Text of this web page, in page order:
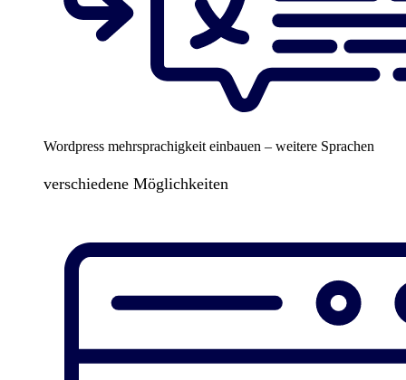
Wordpress mehrsprachigkeit einbauen – weitere Sprachen
verschiedene Möglichkeiten